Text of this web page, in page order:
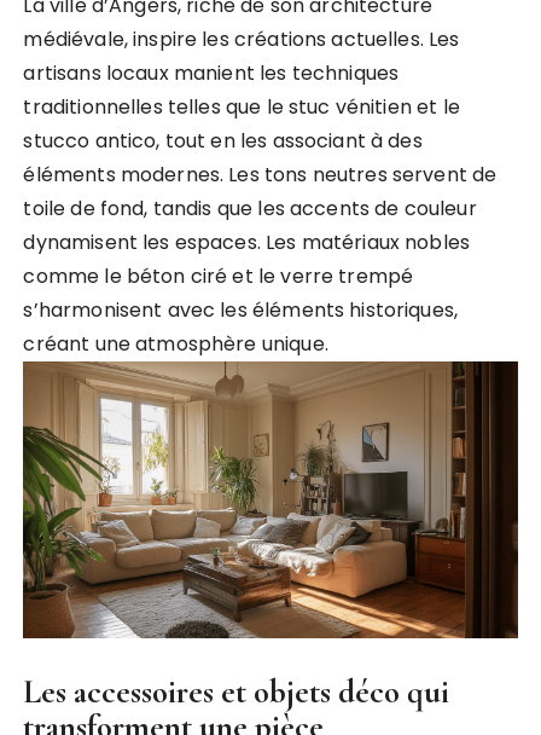
médiévale, inspire les créations actuelles. Les
artisans locaux manient les techniques
traditionnelles telles que le stuc vénitien et le
stucco antico, tout en les associant à des
éléments modernes. Les tons neutres servent de
toile de fond, tandis que les accents de couleur
dynamisent les espaces. Les matériaux nobles
comme le béton ciré et le verre trempé
s’harmonisent avec les éléments historiques,
créant une atmosphère unique.
Les accessoires et objets déco qui